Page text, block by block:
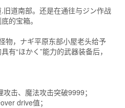
道南部。还是在通往与ジン作战
的宝箱。
物，ナギ平原东部小屋老头给予
有“ほかく”能力的武器装备后，
击、魔法攻击突破9999；
drive值；